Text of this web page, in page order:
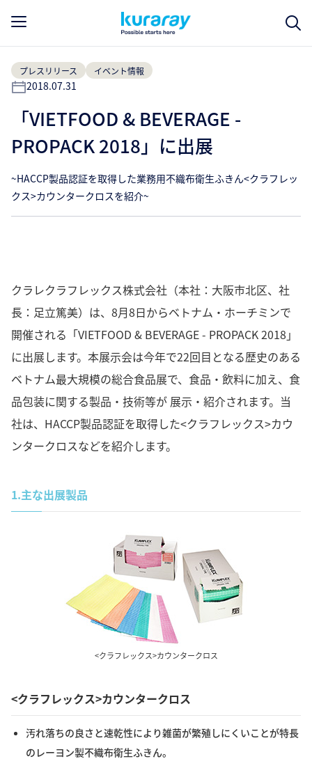
プレスリリース イベント情報
2018.07.31
「VIETFOOD & BEVERAGE -
PROPACK 2018」に出展
~HACCP製品認証を取得した業務用不織布衛生ふきん<クラフレッ
クス>カウンタークロスを紹介~
クラレクラフレックス株式会社（本社：大阪市北区、社
長：足立篤美）は、8月8日からベトナム・ホーチミンで
開催される「VIETFOOD & BEVERAGE - PROPACK 2018」
に出展します。本展示会は今年で22回目となる歴史のある
ベトナム最大規模の総合食品展で、食品・飲料に加え、食
品包装に関する製品・技術等が 展示・紹介されます。当
社は、HACCP製品認証を取得した<クラフレックス>カウ
ンタークロスなどを紹介します。
1.主な出展製品
<クラフレックス>カウンタークロス
<クラフレックス>カウンタークロス
汚れ落ちの良さと速乾性により雑菌が繁殖しにくいことが特長
のレーヨン製不織布衛生ふきん。